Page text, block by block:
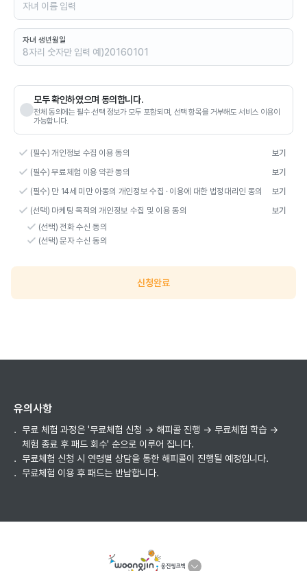
자녀 생년월일
모두 확인하였으며 동의합니다.
전체 동의에는 필수·선택 정보가 모두 포함되며, 선택 항목을 거부해도 서비스 이용이
가능합니다.
(필수) 개인정보 수집 이용 동의
보기
(필수) 무료체험 이용 약관 동의
보기
(필수) 만 14세 미만 아동의 개인정보 수집 · 이용에 대한 법정대리인 동의
보기
(선택) 마케팅 목적의 개인정보 수집 및 이용 동의
보기
(선택) 전화 수신 동의
(선택) 문자 수신 동의
신청완료
유의사항
무료 체험 과정은 '무료체험 신청 → 해피콜 진행 → 무료체험 학습 →
체험 종료 후 패드 회수' 순으로 이루어 집니다.
무료체험 신청 시 연령별 상담을 통한 해피콜이 진행될 예정입니다.
무료체험 이용 후 패드는 반납합니다.